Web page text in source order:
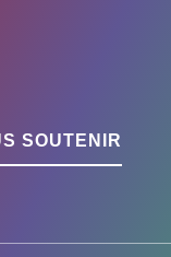
SOUTENIR